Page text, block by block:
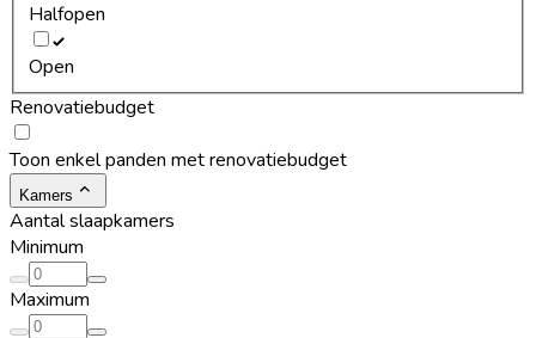
Halfopen
Open
Renovatiebudget
Toon enkel panden met renovatiebudget
Kamers
Aantal slaapkamers
Minimum
Maximum